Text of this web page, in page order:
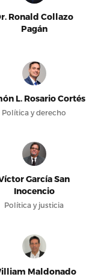
Ronald Collazo
Pagán
L. Rosario Cortés
Política y derecho
García San
Inocencio
Política y justicia
Maldonado